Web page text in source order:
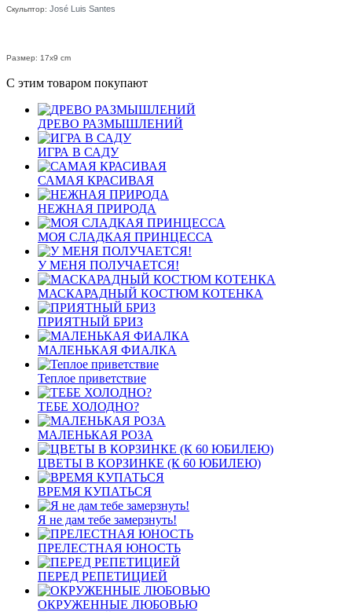
Скульптор: José Luis Santes
Размер: 17x9 cm
С этим товаром покупают
ДРЕВО РАЗМЫШЛЕНИЙ
ИГРА В САДУ
САМАЯ КРАСИВАЯ
НЕЖНАЯ ПРИРОДА
МОЯ СЛАДКАЯ ПРИНЦЕССА
У МЕНЯ ПОЛУЧАЕТСЯ!
МАСКАРАДНЫЙ КОСТЮМ КОТЕНКА
ПРИЯТНЫЙ БРИЗ
МАЛЕНЬКАЯ ФИАЛКА
Теплое приветствие
ТЕБЕ ХОЛОДНО?
МАЛЕНЬКАЯ РОЗА
ЦВЕТЫ В КОРЗИНКЕ (К 60 ЮБИЛЕЮ)
ВРЕМЯ КУПАТЬСЯ
Я не дам тебе замерзнуть!
ПРЕЛЕСТНАЯ ЮНОСТЬ
ПЕРЕД РЕПЕТИЦИЕЙ
ОКРУЖЕННЫЕ ЛЮБОВЬЮ